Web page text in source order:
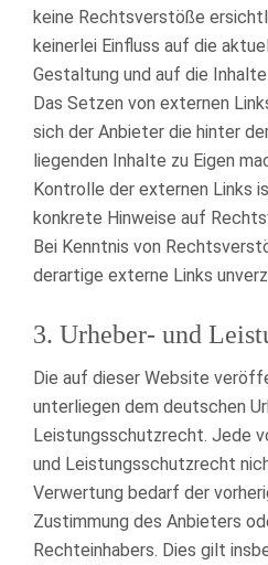
keine Rechtsverstöße
keinerlei Einfluss auf die
Gestaltung und auf die
Das Setzen von externen
sich der Anbieter die hinter
liegenden Inhalte zu Eigen
Kontrolle der externen Links
konkrete Hinweise auf
Bei Kenntnis von
derartige externe Links
3. Urheber- und
Die auf dieser Website
unterliegen dem deutschen
Leistungsschutzrecht. Jede
und Leistungsschutzrecht
Verwertung bedarf der
Zustimmung des Anbieters
Rechteinhabers. Dies gilt